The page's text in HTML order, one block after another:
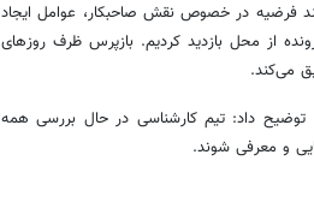
فرضیه در خصوص نقش صاحبکار، عوامل ایجاد
از محل بازدید کردیم. بازپرس ظرف روزهای
می‌کند.
توضیح داد: تیم کارشناسی در حال بررسی همه
و معرفی شوند.